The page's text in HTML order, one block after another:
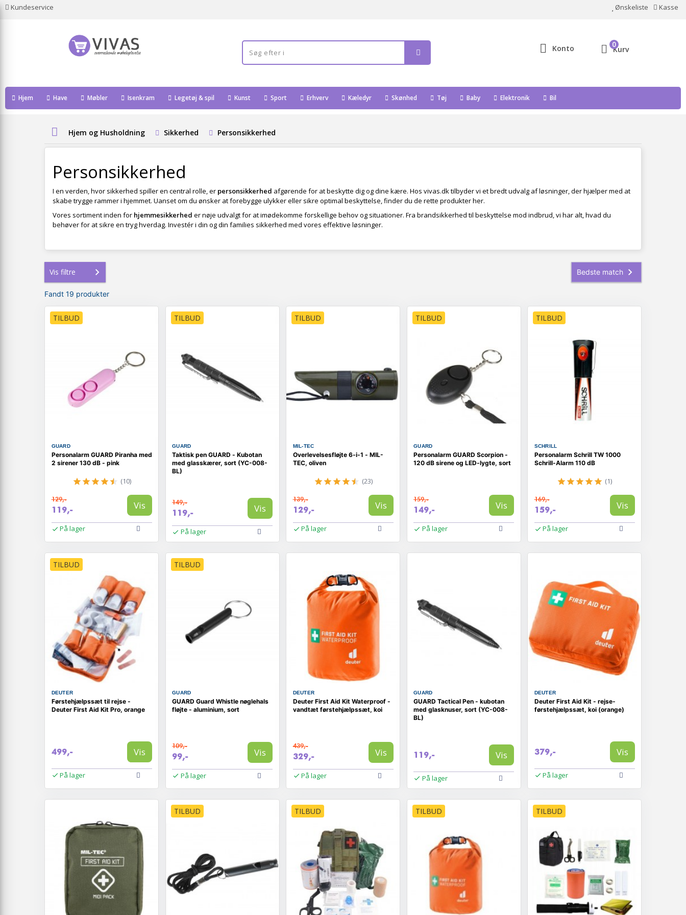
Kundeservice Ønskeliste Kasse
Konto Kurv
0
Hjem Have Møbler Isenkram Legetøj & spil Kunst Sport Erhverv Kæledyr Skønhed Tøj Baby Elektronik Bil
Hjem og Husholdning Sikkerhed Personsikkerhed
Personsikkerhed
I en verden, hvor sikkerhed spiller en central rolle, er personsikkerhed afgørende for at beskytte dig og dine kære. Hos vivas.dk tilbyder vi et bredt udvalg af løsninger, der hjælper med at
skabe trygge rammer i hjemmet. Uanset om du ønsker at forebygge ulykker eller sikre optimal beskyttelse, finder du de rette produkter her.
Vores sortiment inden for hjemmesikkerhed er nøje udvalgt for at imødekomme forskellige behov og situationer. Fra brandsikkerhed til beskyttelse mod indbrud, vi har alt, hvad du
behøver for at sikre en tryg hverdag. Investér i din og din families sikkerhed med vores effektive løsninger.
Vis filtre
Fandt 19 produkter
TILBUD
GUARD
Personalarm GUARD Piranha med
2 sirener 130 dB - pink
(10)
129,-
119,- Vis
På lager
TILBUD
GUARD
Taktisk pen GUARD - Kubotan
med glasskærer, sort (YC-008-
BL)
149,-
119,- Vis
På lager
TILBUD
MIL-TEC
Overlevelsesfløjte 6-i-1 - MIL-
TEC, oliven
(23)
139,-
129,- Vis
På lager
TILBUD
GUARD
Personalarm GUARD Scorpion -
120 dB sirene og LED-lygte, sort
159,-
149,- Vis
På lager
TILBUD
SCHRILL
Personalarm Schrill TW 1000
Schrill-Alarm 110 dB
(1)
169,-
159,- Vis
På lager
TILBUD
DEUTER
Førstehjælpssæt til rejse -
Deuter First Aid Kit Pro, orange
499,- Vis
På lager
TILBUD
GUARD
GUARD Guard Whistle nøglehals
fløjte - aluminium, sort
109,-
99,- Vis
På lager
DEUTER
Deuter First Aid Kit Waterproof -
vandtæt førstehjælpssæt, koi
439,-
329,- Vis
På lager
GUARD
GUARD Tactical Pen - kubotan
med glasknuser, sort (YC-008-
BL)
119,- Vis
På lager
DEUTER
Deuter First Aid Kit - rejse-
førstehjælpssæt, koi (orange)
379,- Vis
På lager
TILBUD TILBUD TILBUD TILBUD